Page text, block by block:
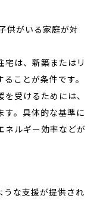
供がいる家庭が対
宅は、新築またはリ
ことが条件です。
を受けるためには、
す。具体的な基準に
ネルギー効率などが
うな支援が提供され